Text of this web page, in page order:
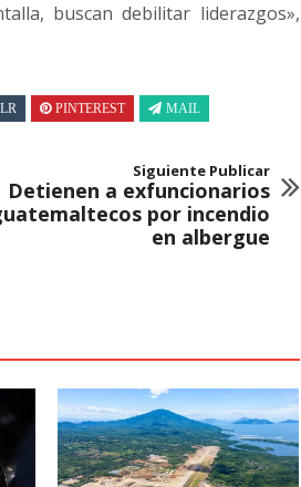
buscan debilitar liderazgos»,
PINTEREST MAIL
Siguiente Publicar
Detienen a exfuncionarios
por incendio
en albergue